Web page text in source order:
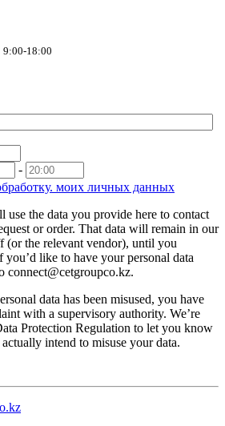
18:00
-
моих личных данных
the data you provide here to contact
or order. That data will remain in our
(or the relevant vendor), until you
like to have your personal data
connect@cetgroupco.kz.
data has been misused, you have
with a supervisory authority. We’re
Protection Regulation to let you know
intend to misuse your data.